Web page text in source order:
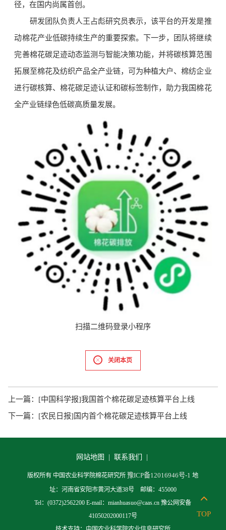
径，在国内尚属首创。
研发团队负责人王占彪研究员表示，该平台的开发是推
动棉花产业低碳持续生产的重要探索。下一步，团队将继续
完善棉花碳足迹动态监测与智能决策功能，并将碳核算范围
拓展至棉花及纺织产品全产业链，可为种植大户、棉纺企业
进行碳核算、棉花碳足迹认证和碳标签制作，助力我国棉花
全产业链绿色低碳高质量发展。
扫描二维码登录小程序
关闭本页
上一篇： [中国科学报]我国首个棉花碳足迹核算平台上线
下一篇： [农民日报]国内首个棉花碳足迹核算平台上线
网站地图 | 联系我们 |
版权所有 中国农业科学院棉花研究所豫ICP备12016946号-1 地
址：河南省安阳市黄河大道38号 邮编：455000
Tel：(0372)2562200 E-mail：mianhuasuo@caas.cn 豫公网安备
41050202000117号
TOP